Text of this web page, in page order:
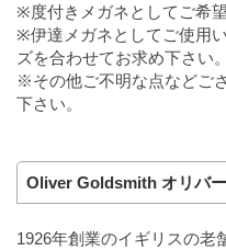
※度付きメガネとしてご希
※伊達メガネとしてご使用
ズを合わせてお求め下さい。
※その他ご不明な点などご
下さい。
Oliver Goldsmith オリバ
1926年創業のイギリスの老